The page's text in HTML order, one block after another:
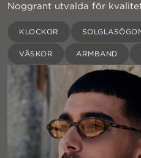
Noggrant utvalda för
KLOCKOR
VÄSKOR ARMBAND